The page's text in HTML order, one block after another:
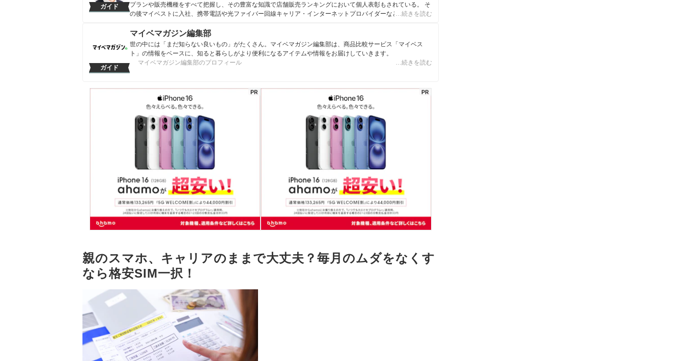
ガイド
プランや販売機種をすべて把握し、その豊富な知識で店舗販売ランキングにおいて個人表彰もされている。 そ
の後マイベストに入社、携帯電話や光ファイバー回線キャリア・インターネットプロバイダーなどの通信会社
行うとともに、モバイルだけでなく10社以上の戸建て・マンション向けの光回線の通信速度・速度制限も調査
している。 また通信サービスだけでなく、ファイナンシャルプランナーの視点含めて電気代など固定費支出見
直しのガイドもしている。
高山健次のプロフィール
…続きを読む
ガイド
マイベマガジン編集部
世の中には「まだ知らない良いもの」がたくさん。マイベマガジン編集部は、商品比較サービス「マイベス
ト」の情報をベースに、知ると暮らしがより便利になるアイテムや情報をお届けしていきます。
マイベマガジン編集部のプロフィール
…続きを読む
親のスマホ、キャリアのままで大丈夫？毎月のムダをなくす
なら格安SIM一択！